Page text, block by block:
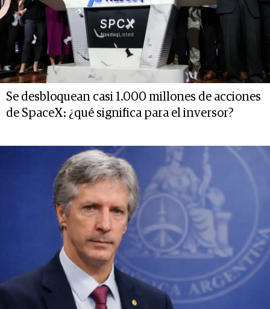
Se desbloquean casi 1.000 millones de acciones
de SpaceX: ¿qué significa para el inversor?